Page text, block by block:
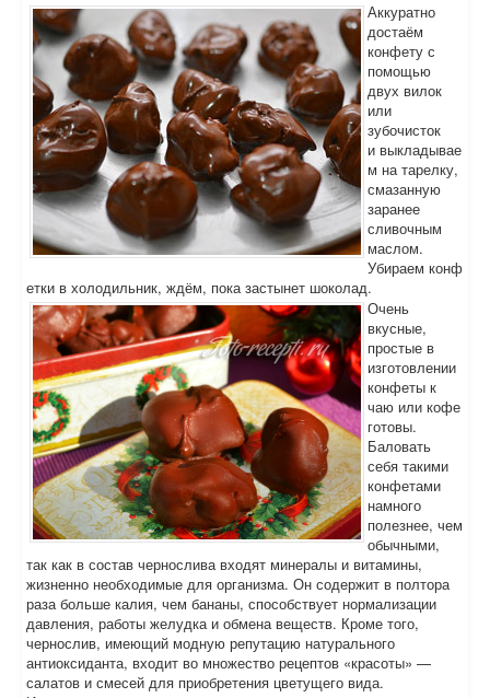
Аккуратно
достаём
конфету с
помощью
двух вилок
или
зубочисток
и выкладывае
м на тарелку,
смазанную
заранее
сливочным
маслом.
Убираем конф
етки в холодильник, ждём, пока застынет шоколад.
Очень
вкусные,
простые в
изготовлении
конфеты к
чаю или кофе
готовы.
Баловать
себя такими
конфетами
намного
полезнее, чем
обычными,
так как в состав чернослива входят минералы и витамины,
жизненно необходимые для организма. Он содержит в полтора
раза больше калия, чем бананы, способствует нормализации
давления, работы желудка и обмена веществ. Кроме того,
чернослив, имеющий модную репутацию натурального
антиоксиданта, входит во множество рецептов «красоты» —
салатов и смесей для приобретения цветущего вида.